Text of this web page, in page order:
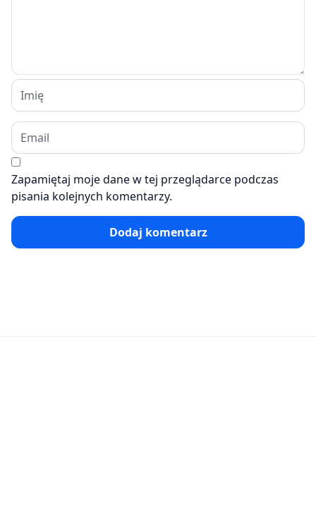
Zapamiętaj moje dane w tej przeglądarce podczas
pisania kolejnych komentarzy.
Dodaj komentarz